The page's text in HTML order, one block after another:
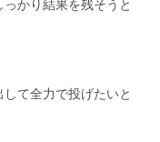
かり結果を残そうと
て全力で投げたいと